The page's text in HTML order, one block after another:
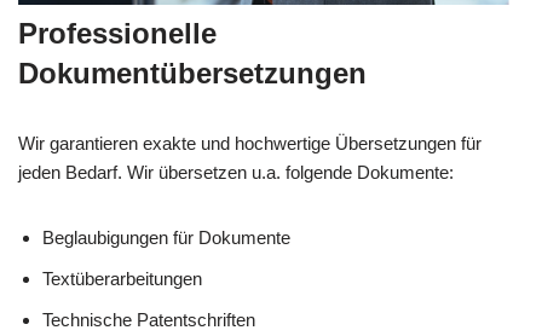
Professionelle
Dokumentübersetzungen
Wir garantieren exakte und hochwertige Übersetzungen für
jeden Bedarf. Wir übersetzen u.a. folgende Dokumente:
Beglaubigungen für Dokumente
Textüberarbeitungen
Technische Patentschriften